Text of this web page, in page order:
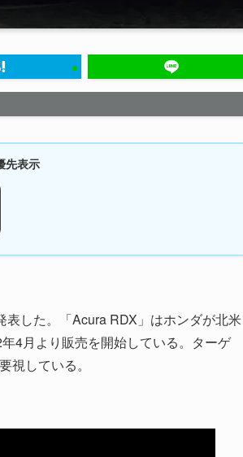
先表示
した。「Acura RDX」はホンダが北米
4月より販売を開始している。ターゲ
視している。